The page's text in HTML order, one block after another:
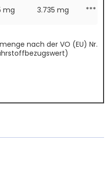
mg 3.735 mg ***
nach der VO (EU) Nr.